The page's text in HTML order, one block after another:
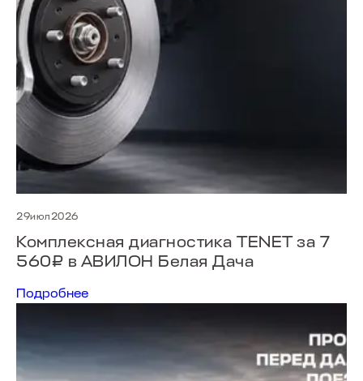
29июл2026
Комплексная диагностика TENET за 7
560₽ в АВИЛОН Белая Дача
Подробнее